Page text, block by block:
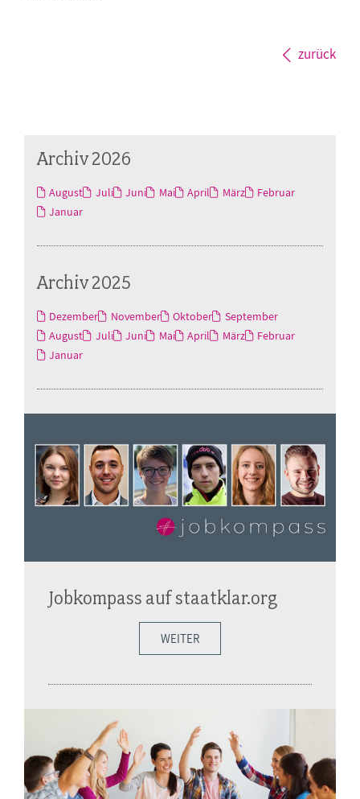
zurück
Archiv 2026
August Juli Juni Mai April März
Februar
Januar
Archiv 2025
Dezember November Oktober
September
August
Juli Juni Mai April März
Februar
Januar
Jobkompass auf staatklar.org
WEITER